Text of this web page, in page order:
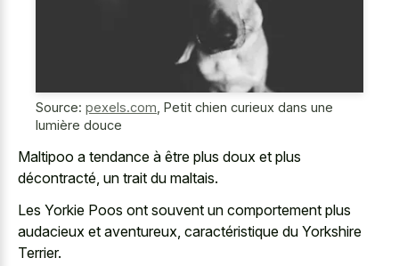
Source: pexels.com Petit chien curieux dans une
lumière douce
Maltipoo a tendance à être plus doux et plus
décontracté, un trait du maltais.
Les Yorkie Poos ont souvent un comportement plus
audacieux et aventureux, caractéristique du Yorkshire
Terrier.